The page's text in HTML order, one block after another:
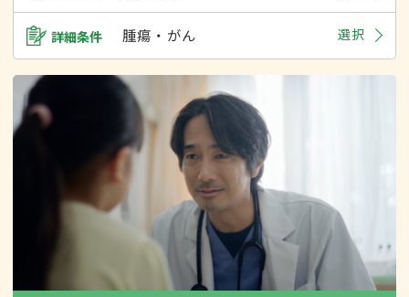
詳細条件 腫瘍・がん 選択